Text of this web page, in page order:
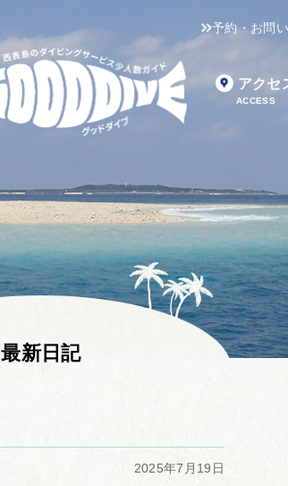
予約・お問
アクセ
ACCESS
最新日記
2025年7月19日